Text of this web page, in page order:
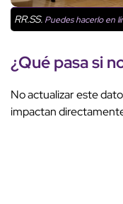
RR.SS. Puedes hacerlo en
¿Qué pasa si
No actualizar este
impactan